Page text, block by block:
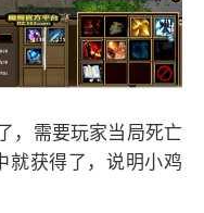
，需要玩家当局死亡
就获得了，说明小鸡